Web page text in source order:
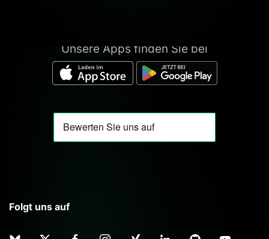
Unsere Apps finden Sie bei
Folgt uns auf